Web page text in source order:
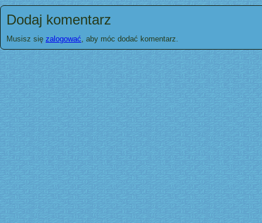
Dodaj komentarz
Musisz się zalogować, aby móc dodać komentarz.